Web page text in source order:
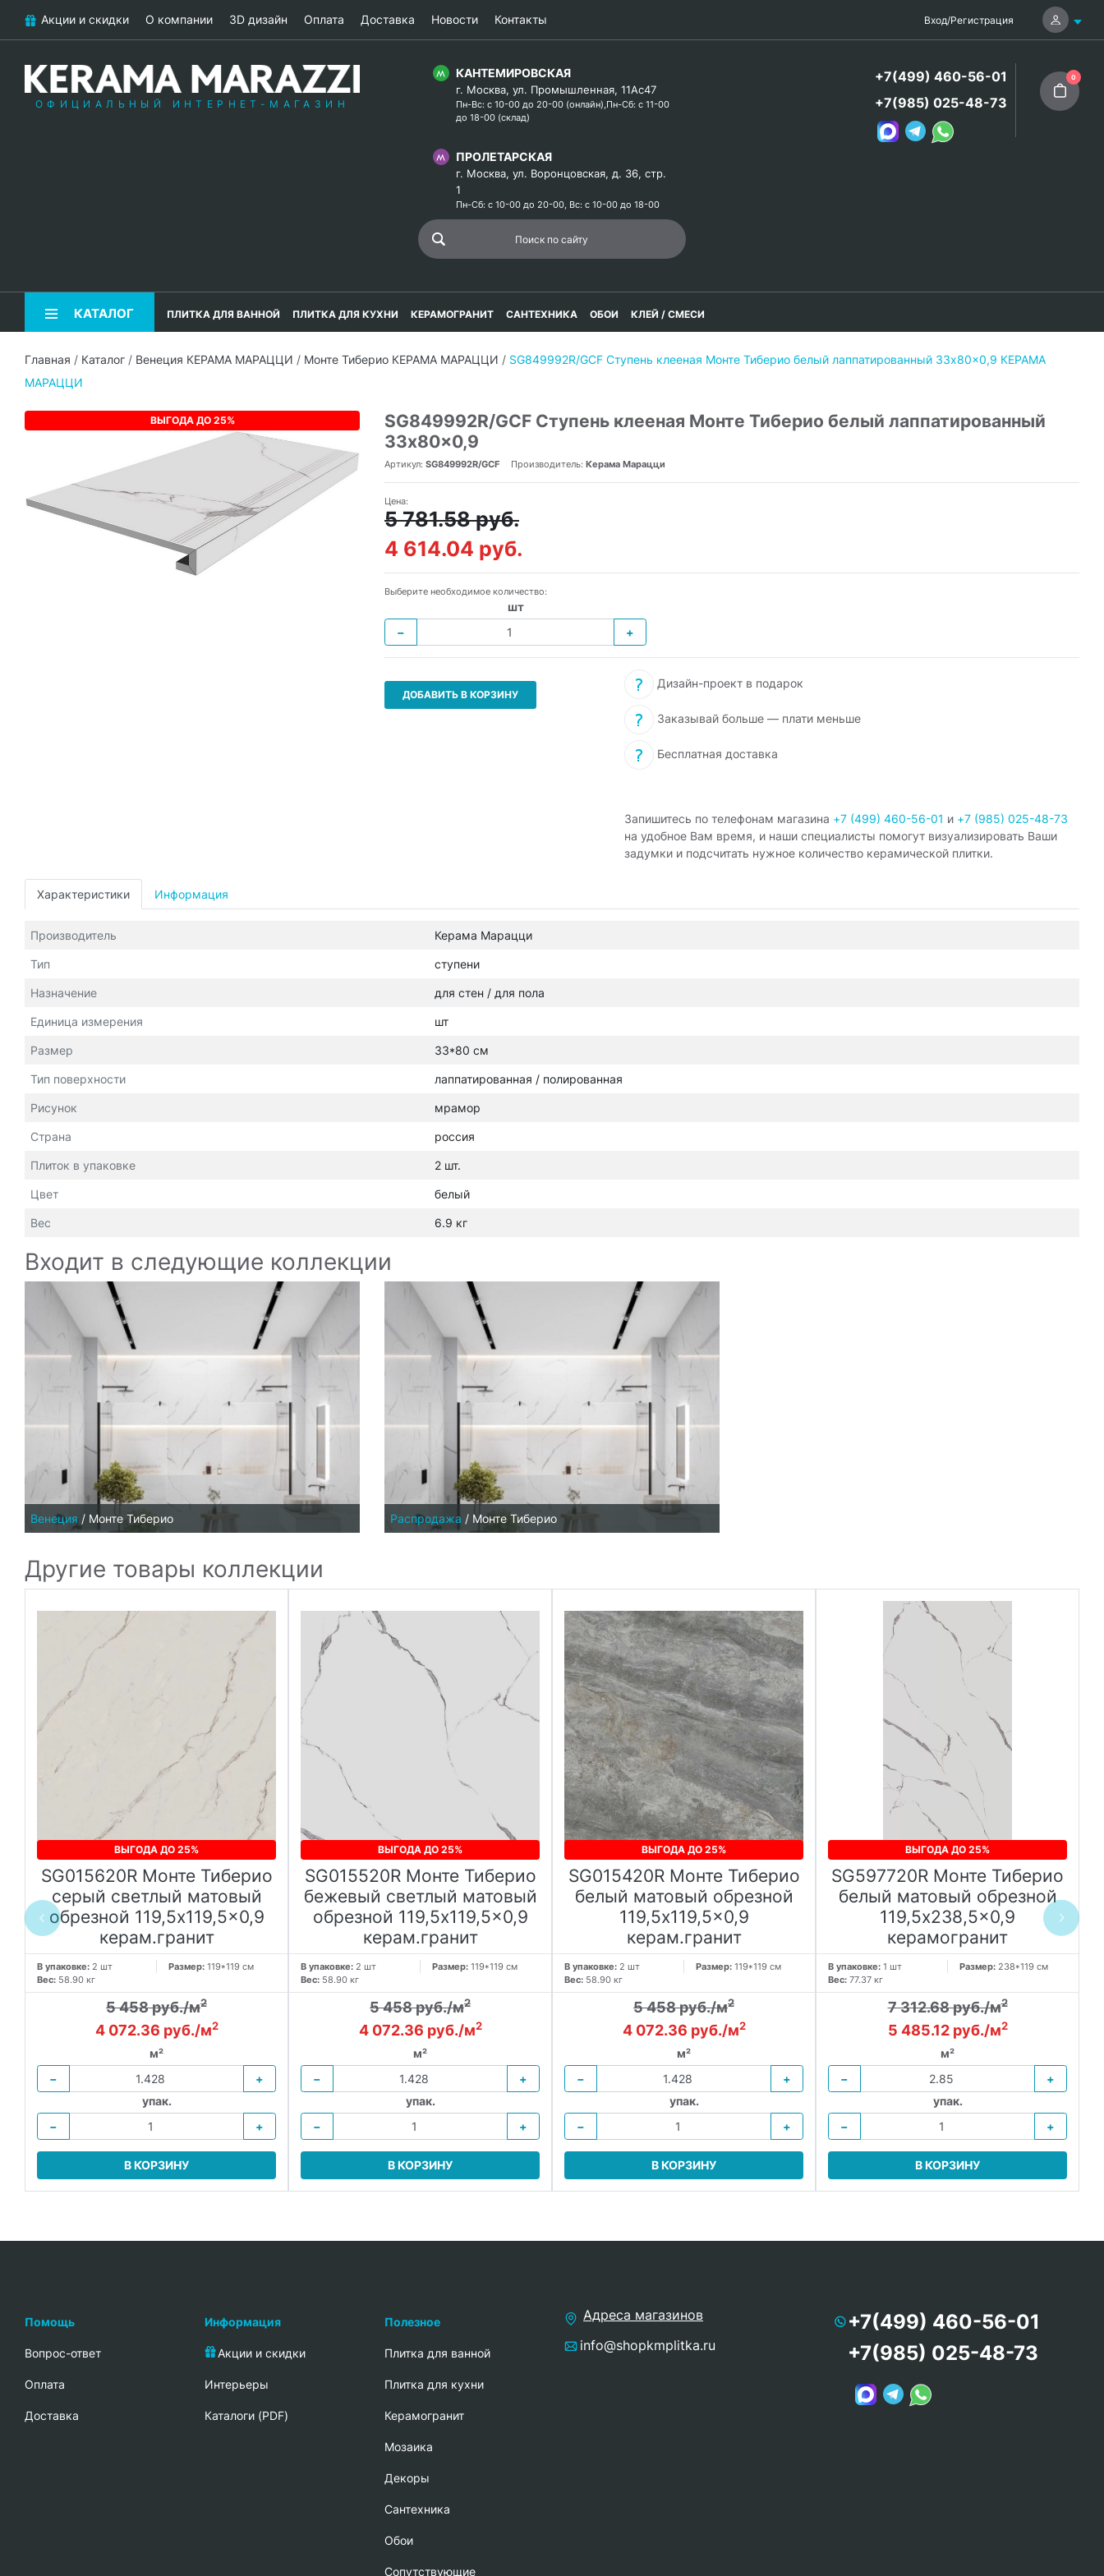
Акции и скидки О компании 3D дизайн Оплата Доставка Новости Контакты Вход/Регистрация
ОФИЦИАЛЬНЫЙ ИНТЕРНЕТ-МАГАЗИН
КАНТЕМИРОВСКАЯ
г. Москва, ул. Промышленная, 11Ас47
Пн-Вс: с 10-00 до 20-00 (онлайн),Пн-Сб: с 11-00
до 18-00 (склад)
ПРОЛЕТАРСКАЯ
г. Москва, ул. Воронцовская, д. 36, стр.
1
Пн-Сб: с 10-00 до 20-00, Вс: с 10-00 до 18-00
+7(499) 460-56-01
+7(985) 025-48-73
0
КАТАЛОГ ПЛИТКА ДЛЯ ВАННОЙ ПЛИТКА ДЛЯ КУХНИ КЕРАМОГРАНИТ САНТЕХНИКА ОБОИ КЛЕЙ / СМЕСИ
Главная / Каталог / Венеция КЕРАМА МАРАЦЦИ / Монте Тиберио КЕРАМА МАРАЦЦИ / SG849992R/GCF Ступень клееная Монте Тиберио белый лаппатированный 33x80x0,9 КЕРАМА
МАРАЦЦИ
ВЫГОДА ДО 25%
SG849992R/GCF Ступень клееная Монте Тиберио белый лаппатированный
33x80x0,9
Артикул: SG849992R/GCF Производитель: Керама Марацци
Цена:
5 781.58 руб.
4 614.04 руб.
Выберите необходимое количество:
шт
−
+
ДОБАВИТЬ В КОРЗИНУ
Дизайн-проект в подарок
Заказывай больше — плати меньше
Бесплатная доставка
Запишитесь по телефонам магазина +7 (499) 460-56-01 и +7 (985) 025-48-73
на удобное Вам время, и наши специалисты помогут визуализировать Ваши
задумки и подсчитать нужное количество керамической плитки.
Характеристики Информация
Производитель Керама Марацци
Тип ступени
Назначение для стен / для пола
Единица измерения шт
Размер 33*80 см
Тип поверхности лаппатированная / полированная
Рисунок мрамор
Страна россия
Плиток в упаковке 2 шт.
Цвет белый
Вес 6.9 кг
Входит в следующие коллекции
Венеция / Монте Тиберио Распродажа / Монте Тиберио
Другие товары коллекции
ВЫГОДА ДО 25%
SG015620R Монте Тиберио
серый светлый матовый
обрезной 119,5x119,5x0,9
керам.гранит
В упаковке: 2 шт Размер: 119*119 см
Вес: 58.90 кг
5 458 руб./м2
4 072.36 руб./м2
м²
−
+
упак.
−
+
В КОРЗИНУ
ВЫГОДА ДО 25%
SG015520R Монте Тиберио
бежевый светлый матовый
обрезной 119,5x119,5x0,9
керам.гранит
В упаковке: 2 шт Размер: 119*119 см
Вес: 58.90 кг
5 458 руб./м2
4 072.36 руб./м2
м²
−
+
упак.
−
+
В КОРЗИНУ
ВЫГОДА ДО 25%
SG015420R Монте Тиберио
белый матовый обрезной
119,5x119,5x0,9
керам.гранит
В упаковке: 2 шт Размер: 119*119 см
Вес: 58.90 кг
5 458 руб./м2
4 072.36 руб./м2
м²
−
+
упак.
−
+
В КОРЗИНУ
ВЫГОДА ДО 25%
SG597720R Монте Тиберио
белый матовый обрезной
119,5x238,5x0,9
керамогранит
В упаковке: 1 шт Размер: 238*119 см
Вес: 77.37 кг
7 312.68 руб./м2
5 485.12 руб./м2
м²
−
+
упак.
−
+
В КОРЗИНУ
Помощь
Вопрос-ответ
Oплата
Доставка
Информация
Акции и скидки
Интерьеры
Каталоги (PDF)
Полезное
Плитка для ванной
Плитка для кухни
Керамогранит
Мозаика
Декоры
Сантехника
Обои
Сопутствующие
Адреса магазинов
info@shopkmplitka.ru
+7(499) 460-56-01
+7(985) 025-48-73